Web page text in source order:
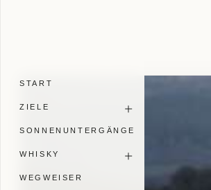
START
ZIELE
SONNENUNTERGÄNGE
WHISKY
WEGWEISER